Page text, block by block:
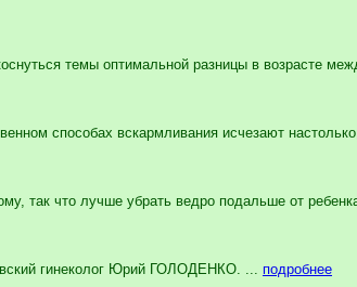
темы оптимальной разницы в возрасте
способах вскармливания исчезают
так что лучше убрать ведро подальше от
гинеколог Юрий ГОЛОДЕНКО. ... подробнее